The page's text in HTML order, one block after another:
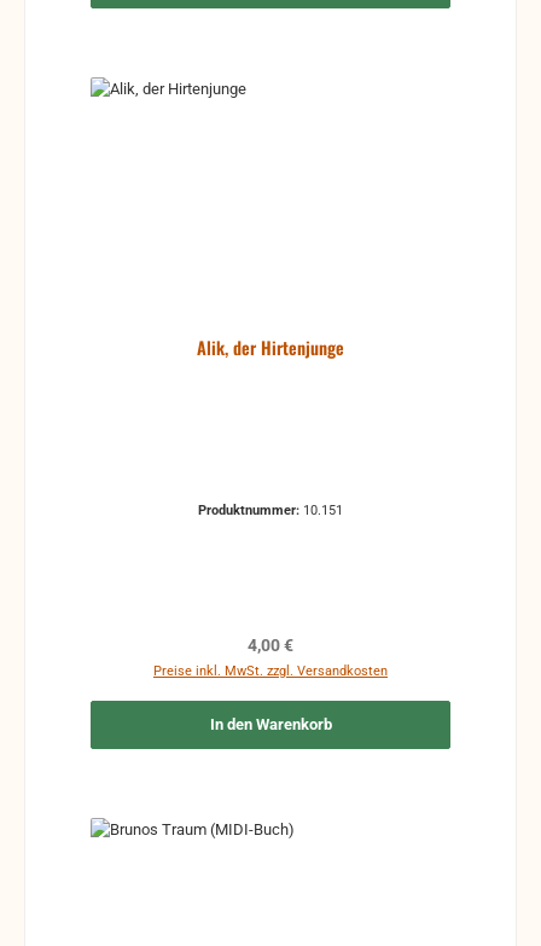
Alik, der Hirtenjunge
Produktnummer: 10.151
Regulärer Preis:
4,00 €
Preise inkl. MwSt. zzgl. Versandkosten
In den Warenkorb